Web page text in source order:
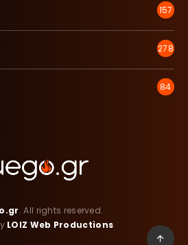
157
278
84
. All rights reserved.
LOIZ Web Productions